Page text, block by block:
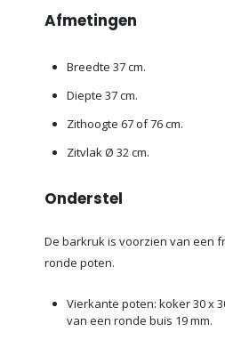
Afmetingen
Breedte 37 cm.
Diepte 37 cm.
Zithoogte 67 of 76 cm.
Zitvlak Ø 32 cm.
Onderstel
De barkruk is voorzien van een
ronde poten.
Vierkante poten: koker 30 x
van een ronde buis 19 mm.